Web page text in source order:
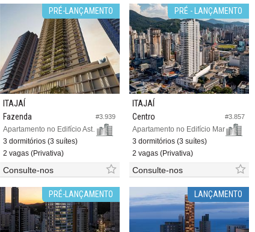
PRÉ-LANÇAMENTO
#3.939
ITAJAÍ
Fazenda
Apartamento no Edifício Astoria Art Residence
3 dormitórios (3 suítes)
2 vagas (Privativa)
Consulte-nos
PRÉ - LANÇAMENTO
#3.857
ITAJAÍ
Centro
Apartamento no Edifício Marina Sky
3 dormitórios (3 suítes)
2 vagas (Privativa)
Consulte-nos
PRÉ-LANÇAMENTO LANÇAMENTO